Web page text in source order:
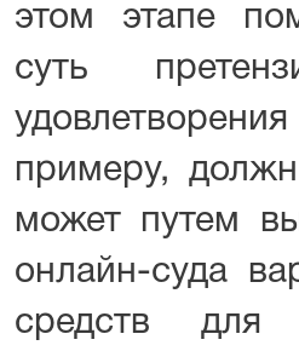
этом этапе
суть
примеру,
может путем
онлайн-суда
средств для